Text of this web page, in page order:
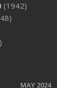
(1942)
MAY 2024